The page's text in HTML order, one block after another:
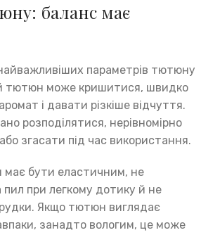
баланс має
параметрів тютюну
тютюн може кришитися, швидко
і давати різкіше відчуття.
розподілятися, нерівномірно
згасати під час використання.
бути еластичним, не
при легкому дотику й не
Якщо тютюн виглядає
занадто вологим, це може